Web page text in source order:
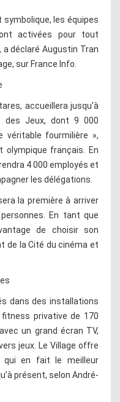
les équipes
activées pour tout
a déclaré Augustin Tran
sur France Info.
accueillera jusqu'à
des Jeux, dont 9 000
véritable fourmilière »,
olympique français. En
4 000 employés et
les délégations.
la première à arriver
En tant que
de choisir son
de la Cité du cinéma et
dans des installations
privative de 170
un grand écran TV,
jeux. Le Village offre
qui en fait le meilleur
présent, selon André-